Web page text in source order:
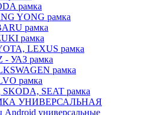
рамка
YONG рамка
рамка
рамка
LEXUS рамка
- УАЗ рамка
рамка
рамка
SKODA, SEAT рамка
УНИВЕРСАЛЬНАЯ
универсальные